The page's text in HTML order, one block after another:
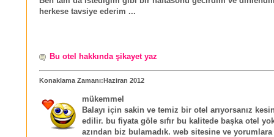
herkese tavsiye ederim ...
Bu otel hakkında şikayet yaz
Konaklama Zamanı:Haziran 2012
mükemmel
Balayı için sakin ve temiz bir otel arıyorsanız
edilir. bu fiyata göle sıfır bu kalitede başka otel
azından biz bulamadık. web sitesine ve yorumlara